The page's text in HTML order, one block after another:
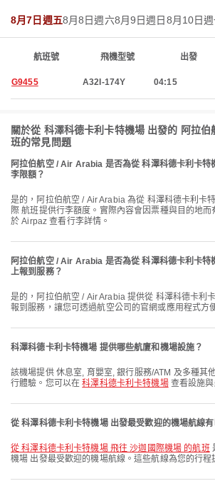
8月7日週五8月8日週六8月9日週日 8月10日
航班號 飛機型號 出發
G9455 A32I-174Y 04:15
關於從 科澤科德卡利卡特機場 出發的 阿拉
班的常見問題
阿拉伯航空 / Air Arabia 是否為從 科澤科德卡利卡特
李限額？
是的，阿拉伯航空 / Air Arabia 為從 科澤科德卡利卡特機場 出發的 國內 & 國
際 航班提供行李額度。實際內容會因票種與目的地
於 Airpaz 查看行李詳情。
阿拉伯航空 / Air Arabia 是否為從 科澤科德卡利卡特
上報到服務？
是的，阿拉伯航空 / Air Arabia 提供從 科澤科德卡利卡特機場 出發的航班線上
報到服務，讓您可透過航空公司的官網或應用程式方
科澤科德卡利卡特機場 提供哪些航廈和機場設施？
該機場提供 休息室, 育嬰室, 銀行服務/ATM 及多種其他便利設施，提升您的出
行體驗。您可以在科澤科德卡利卡特機場查看設施與
從 科澤科德卡利卡特機場 出發最受歡迎的機場航線有
從 科澤科德卡利卡特機場 飛往 沙迦國際機場 的航班
機場 出發最受歡迎的機場航線。這些航線為您的行程